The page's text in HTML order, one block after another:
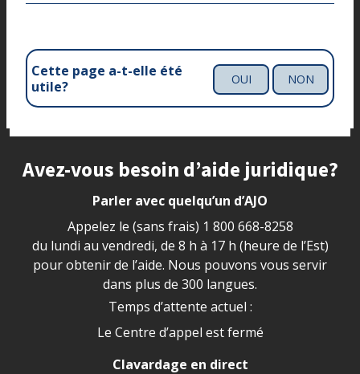
Cette page a-t-elle été
utile?
OUI NON
Site footer
Avez-vous besoin d’aide juridique?
Parler avec quelqu’un d’AJO
Appelez le (sans frais) 1 800 668-8258
du lundi au vendredi, de 8 h à 17 h (heure de l’Est)
pour obtenir de l’aide. Nous pouvons vous servir
dans plus de 300 langues.
Temps d’attente actuel :
Le Centre d’appel est fermé
Clavardage en direct